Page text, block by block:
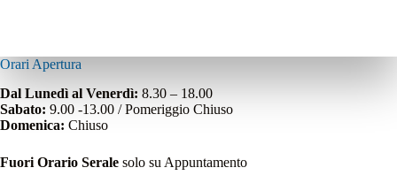
Orari Apertura
Dal Lunedì al Venerdì: 8.30 – 18.00
Sabato: 9.00 -13.00 / Pomeriggio Chiuso
Domenica: Chiuso
Fuori Orario Serale solo su Appuntamento